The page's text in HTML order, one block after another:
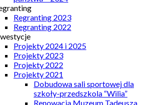
Regranting 2023
Regranting 2022
Projekty 2024 i 2025
Projekty 2023
Projekty 2022
Projekty 2021
Dobudowa sali sportowej dla
szkoły-przedszkola “Wilia”
Renowacja Muzeum Tadeusza